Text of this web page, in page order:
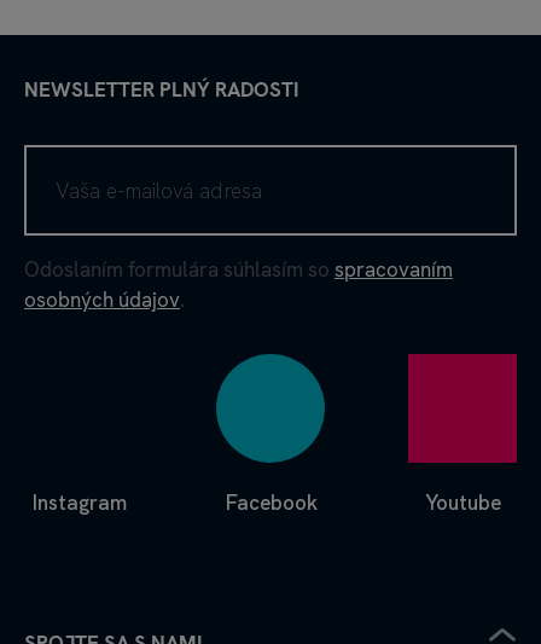
NEWSLETTER PLNÝ RADOSTI
Odoslaním formulára súhlasím so spracovaním
osobných údajov.
Facebook
Instagram Youtube